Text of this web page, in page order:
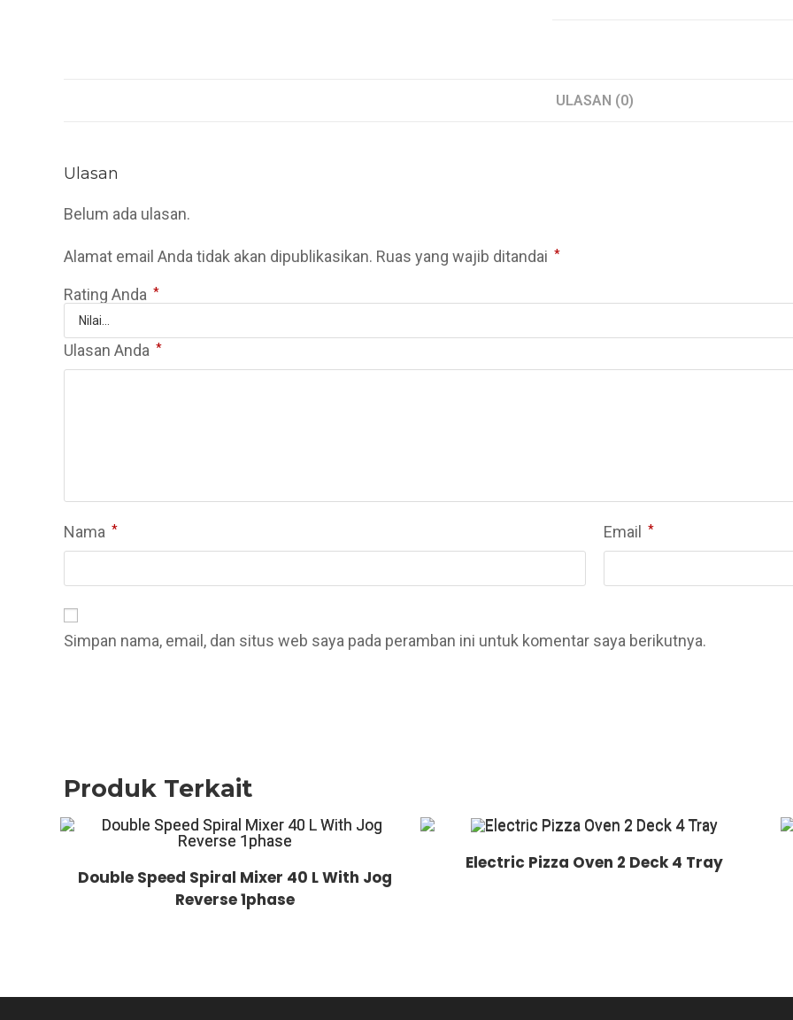
ULASAN (0)
Ulasan
Belum ada ulasan.
Alamat email Anda tidak akan dipublikasikan. Ruas yang wajib ditandai *
Rating Anda *
Ulasan Anda *
Nama * Email *
Simpan nama, email, dan situs web saya pada peramban ini untuk komentar saya berikutnya.
Produk Terkait
Double Speed Spiral Mixer 40 L With Jog
Reverse 1phase
Electric Pizza Oven 2 Deck 4 Tray